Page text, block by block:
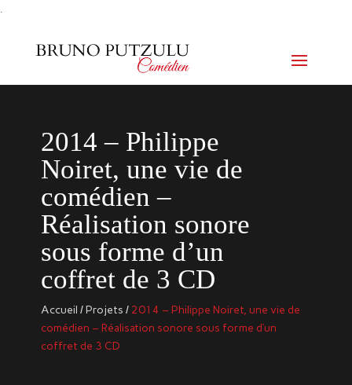
.
2014 – Philippe
Noiret, une vie de
comédien –
Réalisation sonore
sous forme d’un
coffret de 3 CD
Accueil /Projets / 2014 – Philippe Noiret, une vie de
comédien – Réalisation sonore sous forme d’un
coffret de 3 CD